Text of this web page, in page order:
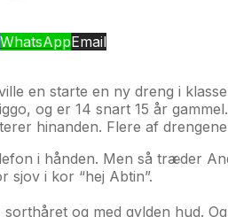
WhatsAppEmail
en starte en ny dreng i
og er 14 snart 15 år
hinanden. Flere af
i hånden. Men så træder
sjov i kor “hej Abtin”.
og med gylden hud.